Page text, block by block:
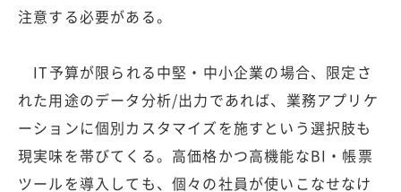
注意する必要がある。
IT予算が限られる中堅・中小企業の場合、限定さ
れた用途のデータ分析/出力であれば、業務アプリケ
ーションに個別カスタマイズを施すという選択肢も
現実味を帯びてくる。高価格かつ高機能なBI・帳票
ツールを導入しても、個々の社員が使いこなせなけ